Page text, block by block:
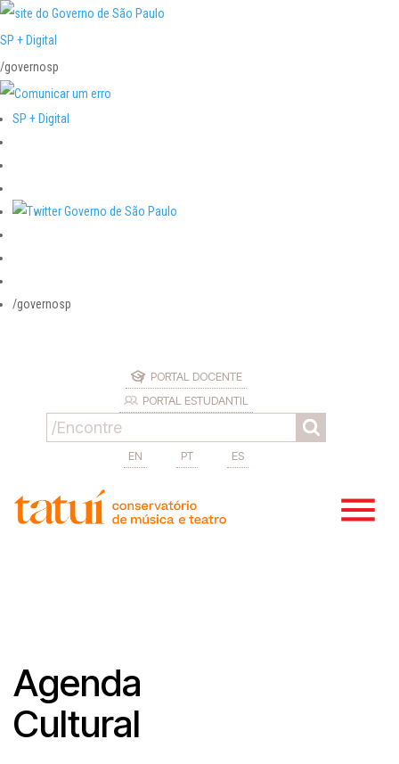
SP + Digital
/governosp
SP + Digital
/governosp
PORTAL DOCENTE
PORTAL ESTUDANTIL
EN PT ES
Agenda
Cultural